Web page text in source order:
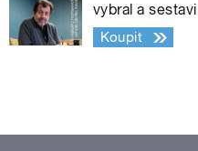
vybral a
Koupit